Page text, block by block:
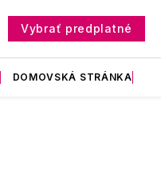
Vybrať predplatné
DOMOVSKÁ STRÁNKA